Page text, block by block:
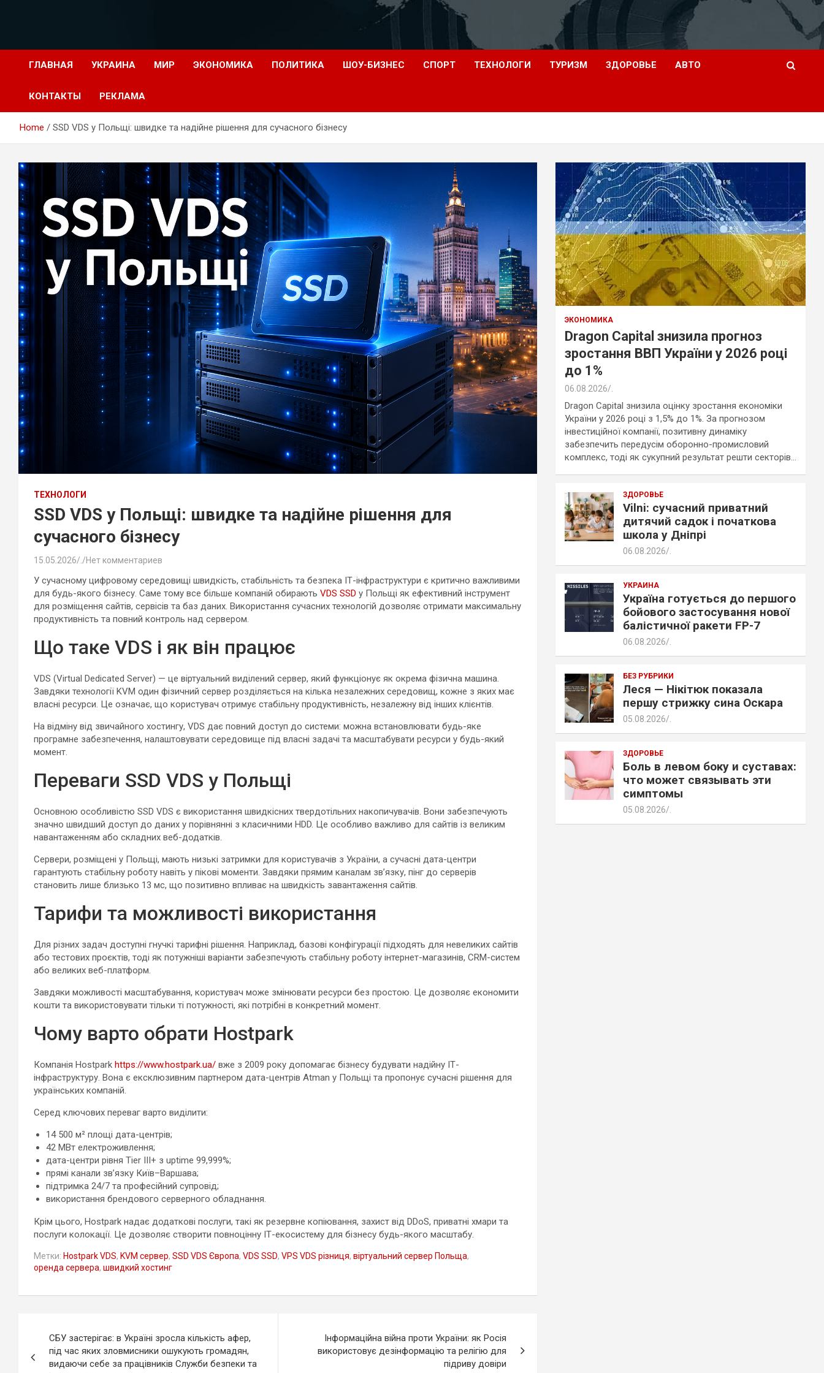
ГЛАВНАЯ УКРАИНА МИР ЭКОНОМИКА ПОЛИТИКА ШОУ-БИЗНЕС СПОРТ ТЕХНОЛОГИ ТУРИЗМ ЗДОРОВЬЕ АВТО
КОНТАКТЫ РЕКЛАМА
Home SSD VDS у Польщі: швидке та надійне рішення для сучасного бізнесу
ТЕХНОЛОГИ
SSD VDS у Польщі: швидке та надійне рішення для
сучасного бізнесу
15.05.2026 Нет комментариев
У сучасному цифровому середовищі швидкість, стабільність та безпека ІТ-інфраструктури є критично важливими
для будь-якого бізнесу. Саме тому все більше компаній обирають VDS SSD у Польщі як ефективний інструмент
для розміщення сайтів, сервісів та баз даних. Використання сучасних технологій дозволяє отримати максимальну
продуктивність та повний контроль над сервером.
Що таке VDS і як він працює
VDS (Virtual Dedicated Server) — це віртуальний виділений сервер, який функціонує як окрема фізична машина.
Завдяки технології KVM один фізичний сервер розділяється на кілька незалежних середовищ, кожне з яких має
власні ресурси. Це означає, що користувач отримує стабільну продуктивність, незалежну від інших клієнтів.
На відміну від звичайного хостингу, VDS дає повний доступ до системи: можна встановлювати будь-яке
програмне забезпечення, налаштовувати середовище під власні задачі та масштабувати ресурси у будь-який
момент.
Переваги SSD VDS у Польщі
Основною особливістю SSD VDS є використання швидкісних твердотільних накопичувачів. Вони забезпечують
значно швидший доступ до даних у порівнянні з класичними HDD. Це особливо важливо для сайтів із великим
навантаженням або складних веб-додатків.
Сервери, розміщені у Польщі, мають низькі затримки для користувачів з України, а сучасні дата-центри
гарантують стабільну роботу навіть у пікові моменти. Завдяки прямим каналам зв’язку, пінг до серверів
становить лише близько 13 мс, що позитивно впливає на швидкість завантаження сайтів.
Тарифи та можливості використання
Для різних задач доступні гнучкі тарифні рішення. Наприклад, базові конфігурації підходять для невеликих сайтів
або тестових проєктів, тоді як потужніші варіанти забезпечують стабільну роботу інтернет-магазинів, CRM-систем
або великих веб-платформ.
Завдяки можливості масштабування, користувач може змінювати ресурси без простою. Це дозволяє економити
кошти та використовувати тільки ті потужності, які потрібні в конкретний момент.
Чому варто обрати Hostpark
Компанія Hostpark https://www.hostpark.ua/ вже з 2009 року допомагає бізнесу будувати надійну ІТ-
інфраструктуру. Вона є ексклюзивним партнером дата-центрів Atman у Польщі та пропонує сучасні рішення для
українських компаній.
Серед ключових переваг варто виділити:
14 500 м² площі дата-центрів;
42 МВт електроживлення;
дата-центри рівня Tier III+ з uptime 99,999%;
прямі канали зв’язку Київ–Варшава;
підтримка 24/7 та професійний супровід;
використання брендового серверного обладнання.
Крім цього, Hostpark надає додаткові послуги, такі як резервне копіювання, захист від DDoS, приватні хмари та
послуги колокації. Це дозволяє створити повноцінну ІТ-екосистему для бізнесу будь-якого масштабу.
Метки: Hostpark VDS, KVM сервер, SSD VDS Європа, VDS SSD, VPS VDS різниця, віртуальний сервер Польща,
оренда сервера, швидкий хостинг
по
СБУ застерігає: в Україні зросла кількість афер,
під час яких зловмисники ошукують громадян,
видаючи себе за працівників Служби безпеки та
Інформаційна війна проти України: як Росія
використовує дезінформацію та релігію для
підриву довіри
ЭКОНОМИКА
Dragon Capital знизила прогноз
зростання ВВП України у 2026 році
до 1%
06.08.2026
Dragon Capital знизила оцінку зростання економіки
України у 2026 році з 1,5% до 1%. За прогнозом
інвестиційної компанії, позитивну динаміку
забезпечить передусім оборонно-промисловий
комплекс, тоді як сукупний результат решти секторів…
ЗДОРОВЬЕ
Vilni: сучасний приватний
дитячий садок і початкова
школа у Дніпрі
06.08.2026
УКРАИНА
Україна готується до першого
бойового застосування нової
балістичної ракети FP-7
06.08.2026
БЕЗ РУБРИКИ
Леся — Нікітюк показала
першу стрижку сина Оскара
05.08.2026
ЗДОРОВЬЕ
Боль в левом боку и суставах:
что может связывать эти
симптомы
05.08.2026